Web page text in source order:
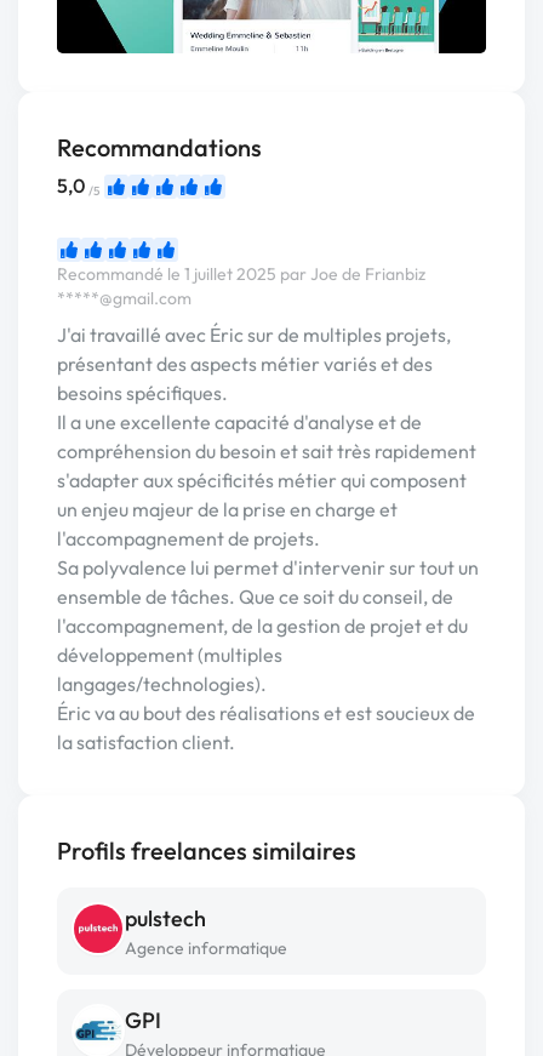
Recommandations
5,0 /5
Recommandé le 1 juillet 2025 par Joe de Frianbiz
*****@gmail.com
J'ai travaillé avec Éric sur de multiples projets,
présentant des aspects métier variés et des
besoins spécifiques.
Il a une excellente capacité d'analyse et de
compréhension du besoin et sait très rapidement
s'adapter aux spécificités métier qui composent
un enjeu majeur de la prise en charge et
l'accompagnement de projets.
Sa polyvalence lui permet d'intervenir sur tout un
ensemble de tâches. Que ce soit du conseil, de
l'accompagnement, de la gestion de projet et du
développement (multiples
langages/technologies).
Éric va au bout des réalisations et est soucieux de
la satisfaction client.
Profils freelances similaires
pulstech
Agence informatique
GPI
Développeur informatique